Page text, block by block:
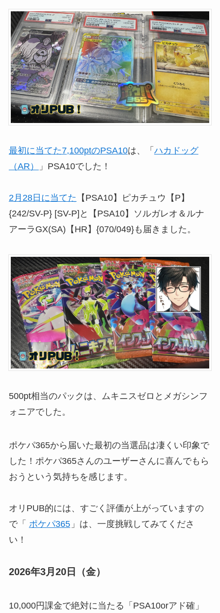
最初に当てた7,100ptのPSA10は、「 ハカドッグ
（AR）
」PSA10でした！
2月28日に当てた 【PSA10】ピカチュウ【P】
{242/SV-P} [SV-P]と【PSA10】ソルガレオ＆ルナ
アーラGX(SA)【HR】{070/049}も届きました。
500pt相当のパックは、ムキニスゼロとメガシンフ
ォニアでした。
ポケパ365から届いた最初の当選品は凄くい印象で
した！ポケパ365さんのユーザーさんに喜んでもら
おうという気持ちを感じます。
オリPUB的には、すごく評価が上がっていますの
で「 ポケパ365 」は、一度挑戦してみてくださ
い！
2026年3月20日（金）
10,000円課金で絶対に当たる「PSA10orアド確」